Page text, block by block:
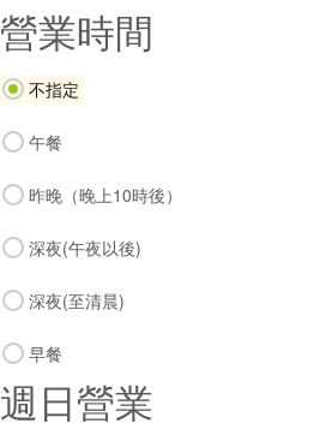
營業時間
不指定
午餐
昨晚（晚上10時後）
深夜(午夜以後)
深夜(至清晨)
早餐
週日營業